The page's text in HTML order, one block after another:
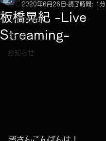
全ての記事
ライブ配信
その他
お知らせ
板橋晃紀 -Live
Streaming-
2020年6月26日 読了時間: 1分
皆さんこんばんは！